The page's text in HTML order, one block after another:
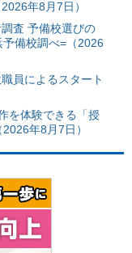
年8月7日）
査 予備校選びの
備校調べ=（2026
員によるスタート
を体験できる「授
年8月7日）